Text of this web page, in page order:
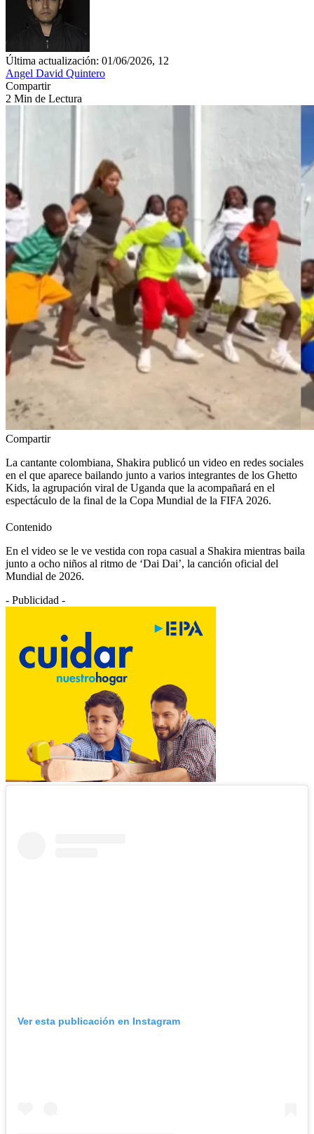
Última actualización: 01/06/2026, 12
Angel David Quintero
Compartir
2 Min de Lectura
Compartir
La cantante colombiana, Shakira publicó un video en redes sociales
en el que aparece bailando junto a varios integrantes de los Ghetto
Kids, la agrupación viral de Uganda que la acompañará en el
espectáculo de la final de la Copa Mundial de la FIFA 2026.
Contenido
En el video se le ve vestida con ropa casual a Shakira mientras baila
junto a ocho niños al ritmo de ‘Dai Dai’, la canción oficial del
Mundial de 2026.
- Publicidad -
Ver esta publicación en Instagram